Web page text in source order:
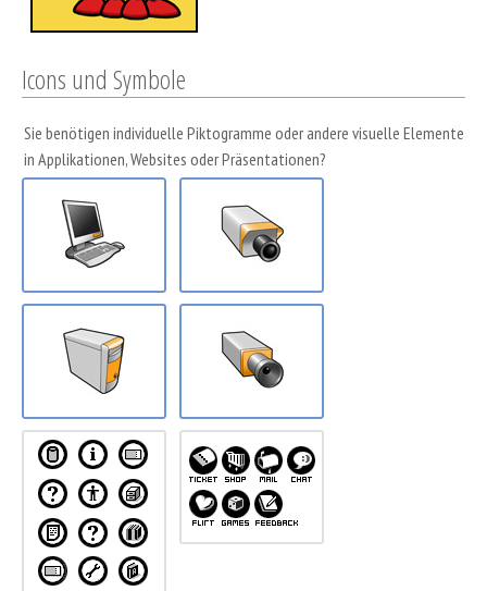
Icons und Symbole
Sie benötigen individuelle Piktogramme oder andere visuelle Elemente
in Applikationen, Websites oder Präsentationen?